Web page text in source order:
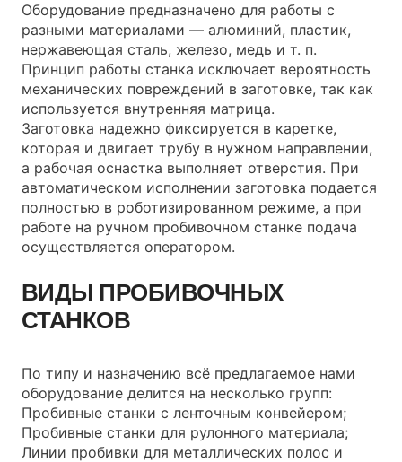
Оборудование предназначено для работы с
разными материалами — алюминий, пластик,
нержавеющая сталь, железо, медь и т. п.
Принцип работы станка исключает вероятность
механических повреждений в заготовке, так как
используется внутренняя матрица.
Заготовка надежно фиксируется в каретке,
которая и двигает трубу в нужном направлении,
а рабочая оснастка выполняет отверстия. При
автоматическом исполнении заготовка подается
полностью в роботизированном режиме, а при
работе на ручном пробивочном станке подача
осуществляется оператором.
ВИДЫ ПРОБИВОЧНЫХ
СТАНКОВ
По типу и назначению всё предлагаемое нами
оборудование делится на несколько групп:
Пробивные станки с ленточным конвейером;
Пробивные станки для рулонного материала;
Линии пробивки для металлических полос и